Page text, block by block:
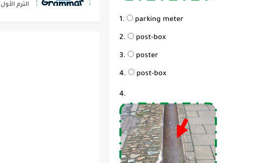
parking meter
post-box
poster
post-box
4.